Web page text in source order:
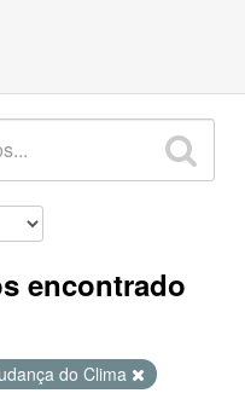
encontrado
do Clima